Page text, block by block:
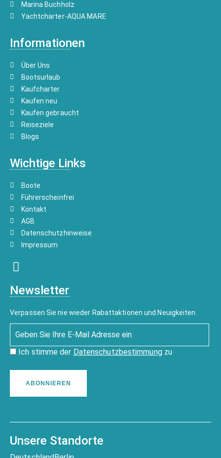
Marina Buchholz
Yachtcharter-AQUA MARE
Informationen
Über Uns
Bootsurlaub
Kaufcharter
Kaufen neu
Kaufen gebraucht
Reiseziele
Blogs
Wichtige Links
Boote
Führerscheinfrei
Kontakt
AGB
Datenschutzhinweise
Impressum
Newsletter
Verpassen Sie nie wieder Rabattaktionen und Neuigkeiten.
Ich stimme der Datenschutzbestimmungzu
ABONNIEREN
Unsere Standorte